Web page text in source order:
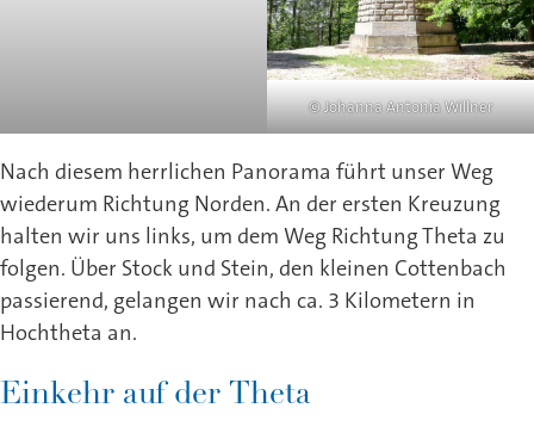
© Johanna Antonia Willner
Nach diesem herrlichen Panorama führt unser Weg
wiederum Richtung Norden. An der ersten Kreuzung
halten wir uns links, um dem Weg Richtung Theta zu
folgen. Über Stock und Stein, den kleinen Cottenbach
passierend, gelangen wir nach ca. 3 Kilometern in
Hochtheta an.
Einkehr auf der Theta